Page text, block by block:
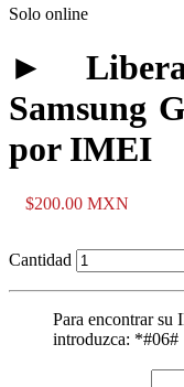
Solo online
►
Samsung
por IMEI
$200.00 MXN
Cantidad
Para encontrar su
introduzca: *#06#